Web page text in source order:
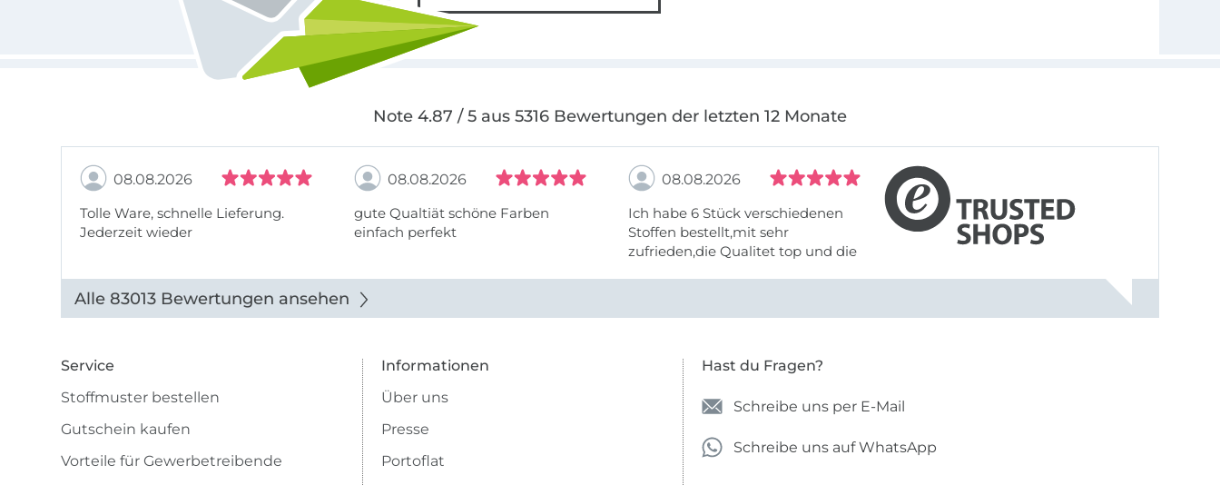
Note 4.87 / 5 aus 5316 Bewertungen der letzten 12 Monate
08.08.2026
Tolle Ware, schnelle Lieferung.
Jederzeit wieder
08.08.2026
gute Qualtiät schöne Farben
einfach perfekt
08.08.2026
Ich habe 6 Stück verschiedenen
Stoffen bestellt,mit sehr
zufrieden,die Qualitet top und die
Alle 83013 Bewertungen ansehen
Service
Stoffmuster bestellen
Gutschein kaufen
Vorteile für Gewerbetreibende
Informationen
Über uns
Presse
Portoflat
Hast du Fragen?
Schreibe uns per E-Mail
Schreibe uns auf WhatsApp